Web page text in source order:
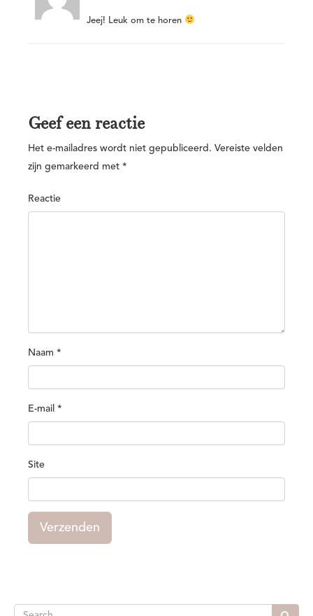
Jeej! Leuk om te horen
Geef een reactie
Het e-mailadres wordt niet gepubliceerd. Vereiste velden
zijn gemarkeerd met *
Reactie
Naam *
E-mail *
Site
Verzenden
Search